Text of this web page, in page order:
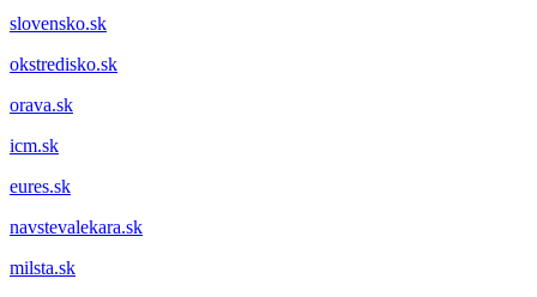
slovensko.sk
okstredisko.sk
orava.sk
icm.sk
eures.sk
navstevalekara.sk
milsta.sk